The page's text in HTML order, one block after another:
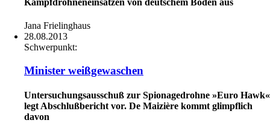
Jana Frielinghaus
28.08.2013
Schwerpunkt:
Minister weißgewaschen
Untersuchungsausschuß zur Spionagedrohne »Euro Hawk«
legt Abschlußbericht vor. De Maizière kommt glimpflich
davon